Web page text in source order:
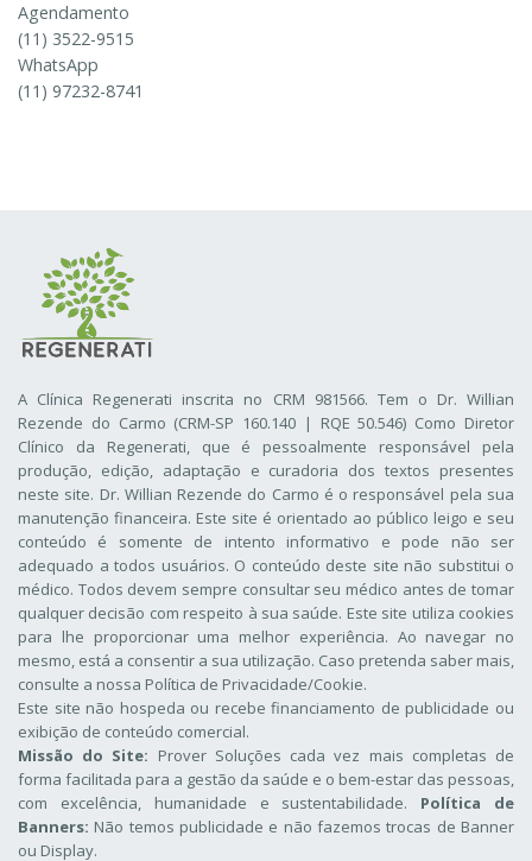
Agendamento
(11) 3522-9515
WhatsApp
(11) 97232-8741
A Clínica Regenerati inscrita no CRM 981566. Tem o Dr. Willian
Rezende do Carmo (CRM-SP 160.140 | RQE 50.546) Como Diretor
Clínico da Regenerati, que é pessoalmente responsável pela
produção, edição, adaptação e curadoria dos textos presentes
neste site. Dr. Willian Rezende do Carmo é o responsável pela sua
manutenção financeira. Este site é orientado ao público leigo e seu
conteúdo é somente de intento informativo e pode não ser
adequado a todos usuários. O conteúdo deste site não substitui o
médico. Todos devem sempre consultar seu médico antes de tomar
qualquer decisão com respeito à sua saúde. Este site utiliza cookies
para lhe proporcionar uma melhor experiência. Ao navegar no
mesmo, está a consentir a sua utilização. Caso pretenda saber mais,
consulte a nossa Política de Privacidade/Cookie.
Este site não hospeda ou recebe financiamento de publicidade ou
exibição de conteúdo comercial.
Missão do Site: Prover Soluções cada vez mais completas de
forma facilitada para a gestão da saúde e o bem-estar das pessoas,
com excelência, humanidade e sustentabilidade. Política de
Banners: Não temos publicidade e não fazemos trocas de Banner
ou Display.